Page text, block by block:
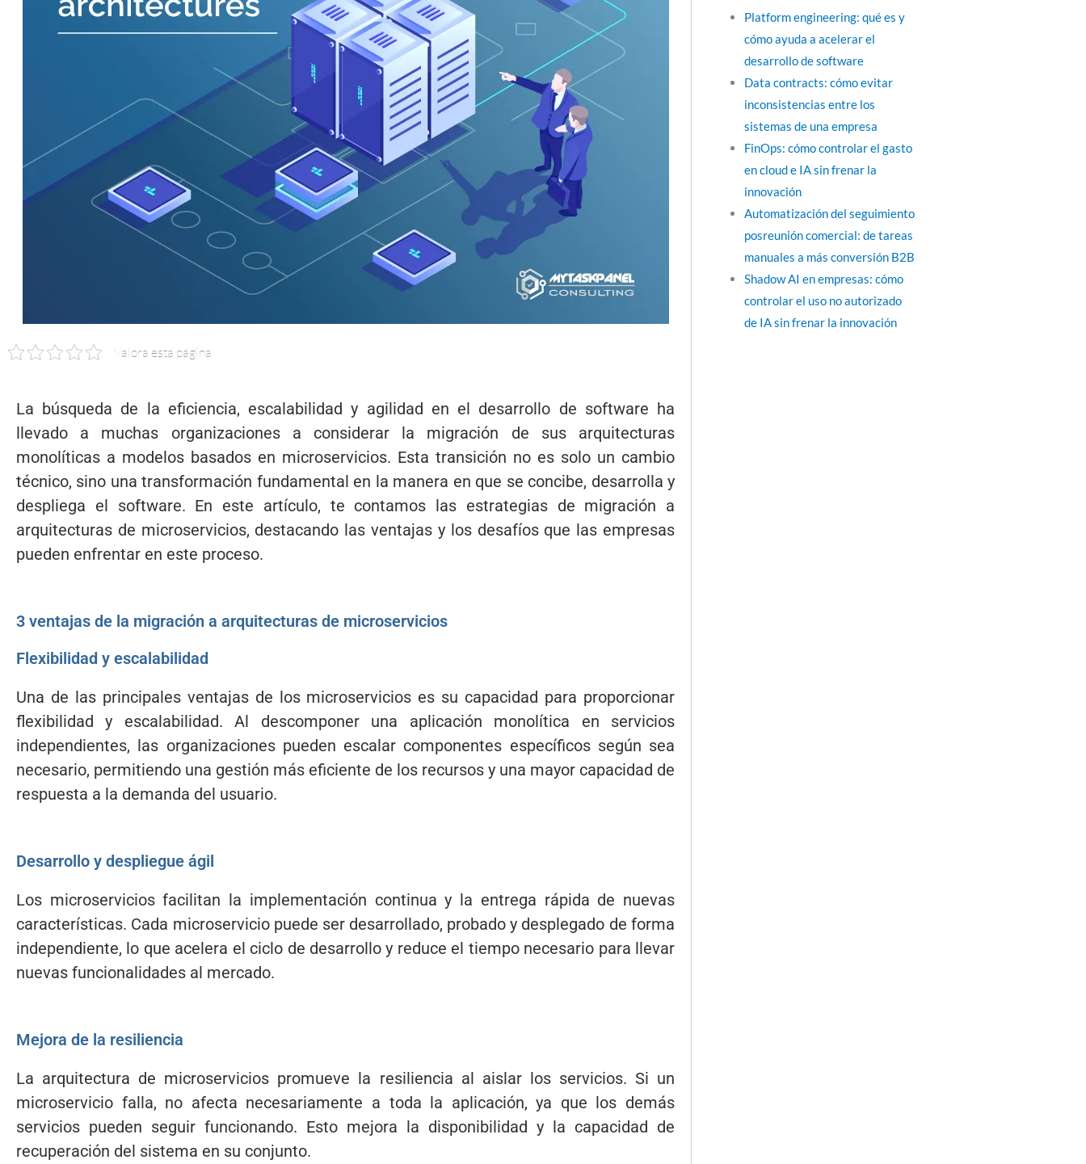
Valora esta página
La búsqueda de la eficiencia, escalabilidad y agilidad en el desarrollo de software ha
llevado a muchas organizaciones a considerar la migración de sus arquitecturas
monolíticas a modelos basados en microservicios. Esta transición no es solo un cambio
técnico, sino una transformación fundamental en la manera en que se concibe, desarrolla y
despliega el software. En este artículo, te contamos las estrategias de migración a
arquitecturas de microservicios, destacando las ventajas y los desafíos que las empresas
pueden enfrentar en este proceso.
3 ventajas de la migración a arquitecturas de microservicios
Flexibilidad y escalabilidad
Una de las principales ventajas de los microservicios es su capacidad para proporcionar
flexibilidad y escalabilidad. Al descomponer una aplicación monolítica en servicios
independientes, las organizaciones pueden escalar componentes específicos según sea
necesario, permitiendo una gestión más eficiente de los recursos y una mayor capacidad de
respuesta a la demanda del usuario.
Desarrollo y despliegue ágil
Los microservicios facilitan la implementación continua y la entrega rápida de nuevas
características. Cada microservicio puede ser desarrollado, probado y desplegado de forma
independiente, lo que acelera el ciclo de desarrollo y reduce el tiempo necesario para llevar
nuevas funcionalidades al mercado.
Mejora de la resiliencia
La arquitectura de microservicios promueve la resiliencia al aislar los servicios. Si un
microservicio falla, no afecta necesariamente a toda la aplicación, ya que los demás
servicios pueden seguir funcionando. Esto mejora la disponibilidad y la capacidad de
recuperación del sistema en su conjunto.
Platform engineering: qué es y
cómo ayuda a acelerar el
desarrollo de software
Data contracts: cómo evitar
inconsistencias entre los
sistemas de una empresa
FinOps: cómo controlar el gasto
en cloud e IA sin frenar la
innovación
Automatización del seguimiento
posreunión comercial: de tareas
manuales a más conversión B2B
Shadow AI en empresas: cómo
controlar el uso no autorizado
de IA sin frenar la innovación